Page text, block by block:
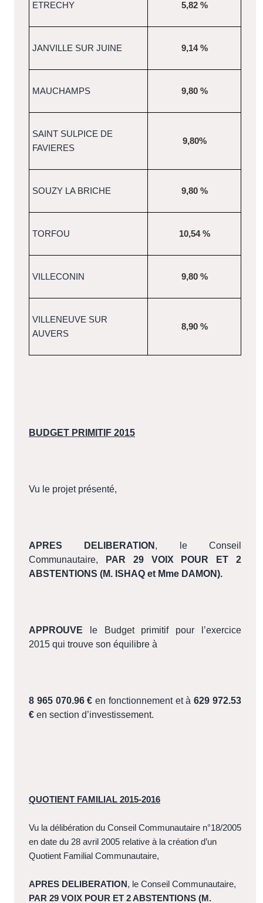
ETRECHY 5,82 %
JANVILLE SUR JUINE 9,14 %
MAUCHAMPS 9,80 %
SAINT SULPICE DE
FAVIERES
9,80%
SOUZY LA BRICHE 9,80 %
TORFOU 10,54 %
VILLECONIN 9,80 %
VILLENEUVE SUR
AUVERS
8,90 %
BUDGET PRIMITIF 2015
Vu le projet présenté,
APRES DELIBERATION , le Conseil
Communautaire,
PAR 29 VOIX POUR ET 2
ABSTENTIONS (M. ISHAQ et Mme DAMON).
APPROUVE
le Budget primitif pour l’exercice
2015 qui trouve son équilibre à
8 965 070.96 € en fonctionnement et à629 972.53
€ en section d’investissement.
QUOTIENT FAMILIAL 2015-2016
Vu la délibération du Conseil Communautaire n°18/2005
en date du 28 avril 2005 relative à la création d’un
Quotient Familial Communautaire,
APRES DELIBERATION , le Conseil Communautaire,
PAR 29 VOIX POUR ET 2 ABSTENTIONS (M.